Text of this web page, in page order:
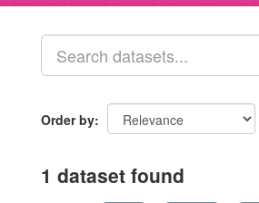
Order by
1 dataset found